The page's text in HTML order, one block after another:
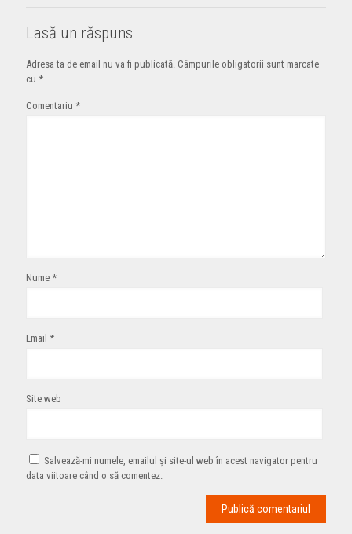
Lasă un răspuns
Adresa ta de email nu va fi publicată. Câmpurile obligatorii sunt marcate
cu *
Comentariu *
Nume *
Email *
Site web
Salvează-mi numele, emailul și site-ul web în acest navigator pentru
data viitoare când o să comentez.